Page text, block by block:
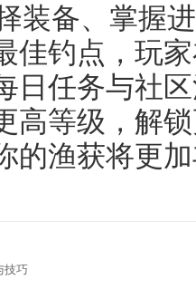
装备、掌握
佳钓点，玩
日任务与社
高等级，解
的渔获将更
技巧